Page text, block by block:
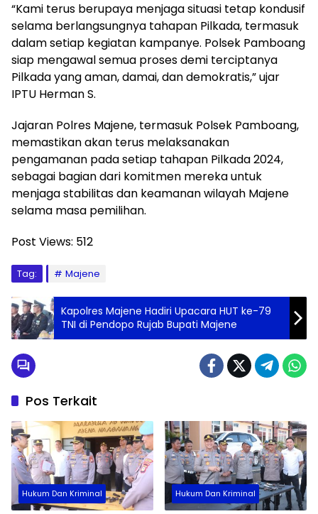
“Kami terus berupaya menjaga situasi tetap kondusif
selama berlangsungnya tahapan Pilkada, termasuk
dalam setiap kegiatan kampanye. Polsek Pamboang
siap mengawal semua proses demi terciptanya
Pilkada yang aman, damai, dan demokratis,” ujar
IPTU Herman S.
Jajaran Polres Majene, termasuk Polsek Pamboang,
memastikan akan terus melaksanakan
pengamanan pada setiap tahapan Pilkada 2024,
sebagai bagian dari komitmen mereka untuk
menjaga stabilitas dan keamanan wilayah Majene
selama masa pemilihan.
Post Views: 512
Tag: Majene
Kapolres Majene Hadiri Upacara HUT ke-79
TNI di Pendopo Rujab Bupati Majene
Pos Terkait
Hukum Dan Kriminal Hukum Dan Kriminal